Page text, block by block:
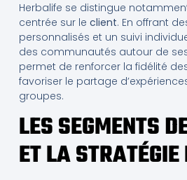
Herbalife se distingue
centrée sur le client. En offrant
personnalisés et un suivi
des communautés autour de
permet de renforcer la fidélité
favoriser le partage
groupes.
LES SEGMENTS
ET LA